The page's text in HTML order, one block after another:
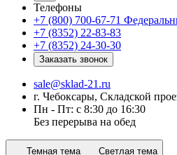
Телефоны
+7 (800) 700-67-71
+7 (8352) 22-83-83
+7 (8352) 24-30-30
Заказать звонок
sale@sklad-21.ru
г. Чебоксары, Складской
Пн - Пт: с 8:30 до 16:30
Без перерыва на обед
Темная тема Светлая тема